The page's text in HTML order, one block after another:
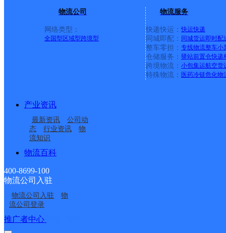
物流公司
网络类型：
全国型 区域型跨境型
物流服务
快递快运： 快运快递
同城即配： 同城货运即时配
整车零担： 专线物流整车小
仓储服务： 驿站前置仓快递
跨境物流： 小包集运航空货
特殊物流： 医药冷链危化物
产业资讯
最新资讯
公司动
态
行业资讯
物
流知识
物流百科
400-8699-100
物流公司入驻
物流公司入驻
物
流公司登录
推广者中心
道三河段138号
派送范围:-
百世快递
街197号
派送范围:人民南路；西
路南三段；桐梓林路；
林北路；桐梓林西路；